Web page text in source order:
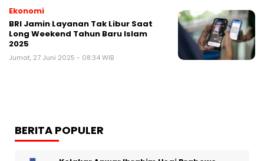
Ekonomi
BRI Jamin Layanan Tak Libur Saat
Long Weekend Tahun Baru Islam
2025
Jumat, 27 Juni 2025 - 08:34 WIB
BERITA POPULER